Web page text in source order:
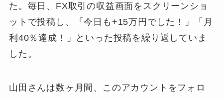
た。毎日、FX取引の収益画面をスクリーンショ
ットで投稿し、「今日も+15万円でした！」「月
利40％達成！」といった投稿を繰り返していま
した。
山田さんは数ヶ月間、このアカウントをフォロ